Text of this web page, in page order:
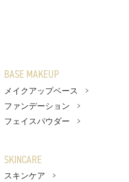
BASE MAKEUP
メイクアップベース
ファンデーション
フェイスパウダー
SKINCARE
スキンケア